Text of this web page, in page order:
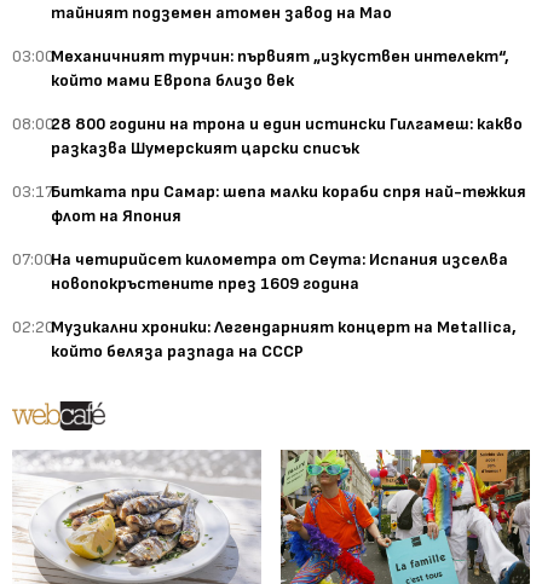
тайният подземен атомен завод на Мао
03:00Механичният турчин: първият „изкуствен интелект“,
който мами Европа близо век
08:0028 800 години на трона и един истински Гилгамеш: какво
разказва Шумерският царски списък
03:17Битката при Самар: шепа малки кораби спря най-тежкия
флот на Япония
07:00На четирийсет километра от Сеута: Испания изселва
новопокръстените през 1609 година
02:20Музикални хроники: Легендарният концерт на Metallica,
който беляза разпада на СССР